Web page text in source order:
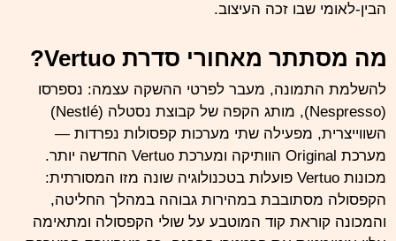
הבין-לאומי שבו זכה העיצוב.
מה מסתתר מאחורי סדרת Vertuo?
להשלמת התמונה, מעבר לפרטי ההשקה עצמה: נספרסו
(Nespresso), מותג הקפה של קבוצת נסטלה (Nestlé)
השווייצרית, מפעילה שתי מערכות קפסולות נפרדות —
מערכת Original הוותיקה ומערכת Vertuo החדשה יותר.
מכונות Vertuo פועלות בטכנולוגיה שונה מזו המסורתית:
הקפסולה מסתובבת במהירות גבוהה במהלך החליטה,
והמכונה קוראת קוד המוטבע על שולי הקפסולה ומתאימה